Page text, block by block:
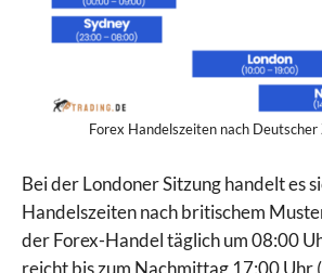
Forex Handelszeiten nach
Bei der Londoner Sitzung handelt es
Handelszeiten nach britischem
der Forex-Handel täglich um 08:00